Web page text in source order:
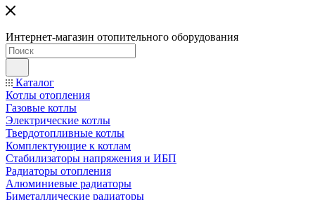
Интернет-магазин отопительного оборудования
Каталог
Котлы отопления
Газовые котлы
Электрические котлы
Твердотопливные котлы
Комплектующие к котлам
Стабилизаторы напряжения и ИБП
Радиаторы отопления
Алюминиевые радиаторы
Биметаллические радиаторы